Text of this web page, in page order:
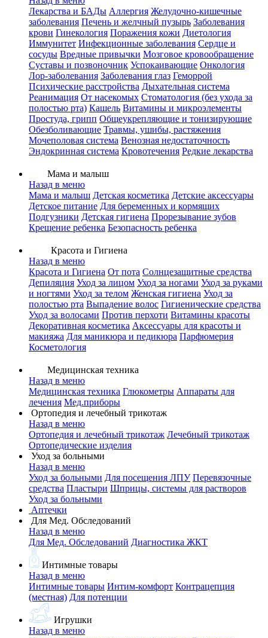
Лекарства и БАДы Аллергия Желудочно-кишечные
заболевания Печень и желчный пузырь Заболевания
крови Гинекология Поражения кожи Диетология
Иммунитет Инфекционные заболевания Сердце и
сосуды Вредные привычки Мозговое кровообращение
Суставы и позвоночник Успокаивающие Онкология
Лор-заболевания Заболевания глаз Геморрой
Психические расстройства Дыхательная система
Реанимация От насекомых Стоматология (без ухода за
полостью рта) Кашель Витамины и микроэлементы
Простуда, грипп Общеукрепляющие и тонизирующие
Обезболивающие Травмы, ушибы, растяжения
Мочеполовая система Венозная недостаточность
Эндокринная система Кровотечения Редкие лекарства
Мама и малыш
Назад в меню
Мама и малыш Детская косметика Детские аксессуары
Детское питание Для беременных и кормящих
Подгузники Детская гигиена Прорезывание зубов
Крещение ребенка Безопасность ребенка
Красота и Гигиена
Назад в меню
Красота и Гигиена От пота Солнцезащитные средства
Депиляция Уход за лицом Уход за ногами Уход за руками
и ногтями Уход за телом Женская гигиена Уход за
полостью рта Выпадение волос Гигиенические средства
Уход за волосами Против перхоти Витамины красоты
Декоративная косметика Аксессуары для красоты и
макияжа Для маникюра и педикюра Парфюмерия
Косметология
Медицинская техника
Назад в меню
Медицинская техника Глюкометры Аппараты для
лечения Мед.приборы
Ортопедия и лечебный трикотаж
Назад в меню
Ортопедия и лечебный трикотаж Лечебный трикотаж
Ортопедические изделия
Уход за больными
Назад в меню
Уход за больными Для посещения ЛПУ Перевязочные
средства Пластыри Шприцы, системы для растворов
Уход за больными
Аптечки
Для Мед. Обследований
Назад в меню
Для Мед. Обследований Диагностика ЖКТ
Интимные товары
Назад в меню
Интимные товары Интим-комфорт Контрацепция
(местная) Для потенции
Игрушки
Назад в меню